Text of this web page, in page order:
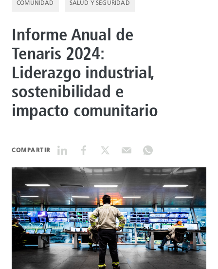
de prensa
SEARCH
COMUNIDAD SALUD Y SEGURIDAD
Informe Anual de
Tenaris 2024:
Liderazgo industrial,
sostenibilidad e
impacto comunitario
COMPARTIR